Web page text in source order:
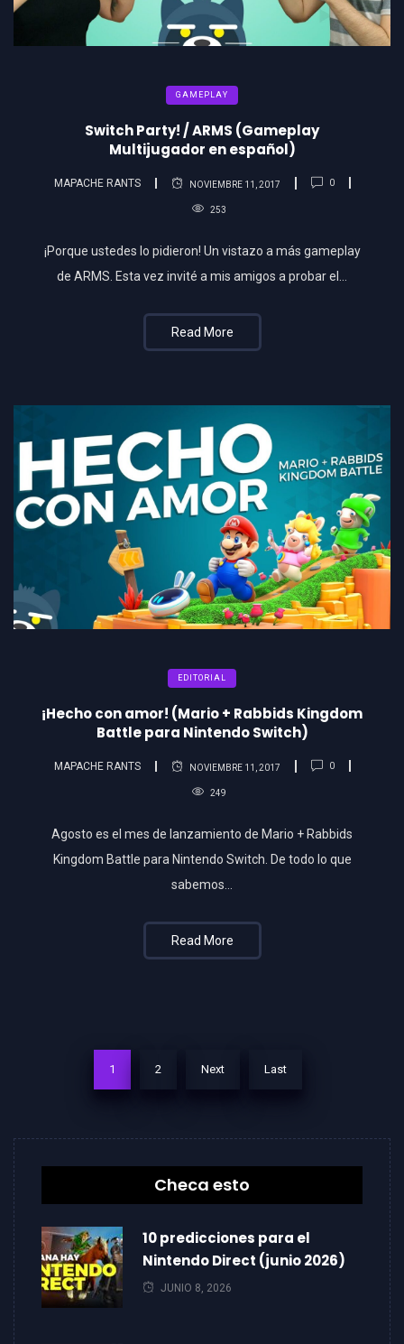
GAMEPLAY
Switch Party! / ARMS (Gameplay
Multijugador en español)
MAPACHE RANTS NOVIEMBRE 11, 2017 0
253
¡Porque ustedes lo pidieron! Un vistazo a más gameplay
de ARMS. Esta vez invité a mis amigos a probar el…
Read More
EDITORIAL
¡Hecho con amor! (Mario + Rabbids Kingdom
Battle para Nintendo Switch)
MAPACHE RANTS NOVIEMBRE 11, 2017 0
249
Agosto es el mes de lanzamiento de Mario + Rabbids
Kingdom Battle para Nintendo Switch. De todo lo que
sabemos…
Read More
1 2 Next Last
Checa esto
10 predicciones para el
Nintendo Direct (junio 2026)
JUNIO 8, 2026